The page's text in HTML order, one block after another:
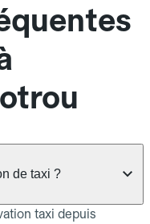
de taxi ?
taxi depuis